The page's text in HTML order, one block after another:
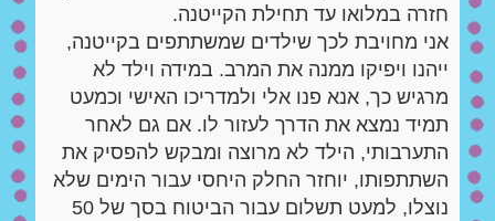
חזרה במלואו עד תחילת הקייטנה.
אני מחויבת לכך שילדים שמשתתפים בקייטנה,
ייהנו ויפיקו ממנה את המרב. במידה וילד לא
מרגיש כך, אנא פנו אלי ולמדריכו האישי וכמעט
תמיד נמצא את הדרך לעזור לו. אם גם לאחר
התערבותי, הילד לא מרוצה ומבקש להפסיק את
השתתפותו, יוחזר החלק היחסי עבור הימים שלא
נוצלו, למעט תשלום עבור הביטוח בסך של 50